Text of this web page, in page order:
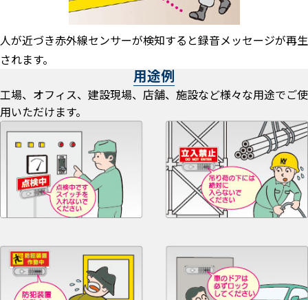
人が近づき赤外線センサーが検知すると録音メッセージが再生
されます。
用途例
工場、オフィス、建設現場、店舗、施設など様々な用途でご使
用いただけます。